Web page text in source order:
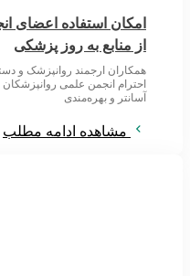
امکان استفاده اعضای
از منابع به روز پزشکی
همکاران ارجمند روانپزشک و
احترام انجمن علمی
آسانتر و بهره‌مندی
مشاهده ادامه مطلب